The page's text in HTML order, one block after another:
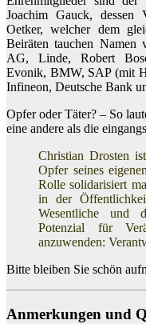
Joachim Gauck,
Oetker, welcher dem
Beiräten tauchen
AG, Linde, Robert
Evonik, BMW, SAP (mit
Infineon, Deutsche Bank
Opfer oder Täter? – So
eine andere als die
Christian Drosten
Opfer seines
Rolle solidarisiert
in der
Wesentliche und
Potenzial für
anzuwenden:
Bitte bleiben Sie schön
Anmerkungen und